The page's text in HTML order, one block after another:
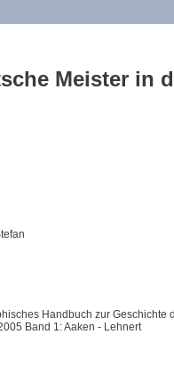
Meister in
Handbuch zur Geschichte
Band 1: Aaken - Lehnert